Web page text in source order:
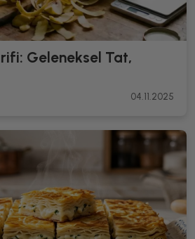
Geleneksel Tat,
04.11.2025